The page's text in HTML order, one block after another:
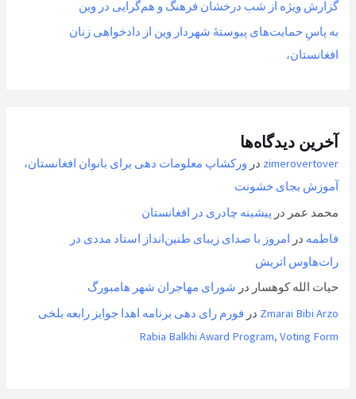
گزارش ویژه از شب درخشان فرهنگ و هم‌گرایی در وین
به پاسِ حمایت‌های پیوستهٔ شهردار وین از دادخواهی زنان
افغانستان،
آخرین دیدگاه‌ها
zimerovertover در ورکشاپ معلومات دهی برای بانوان افغانستان،
آموزش بجای خشونت
محمد عمر در پیشینه چادری در افغانستان
فاطمه در امروز با صدای زیبای طنین‌انداز استاد مددی در
رات‌هاوس اتریش
حیات الله کوهسار در شورای مهاجران شهر هامبورگ
Zmarai Bibi Arzo در فورم رای دهی برنامه اهدا جوایز رابعه بلخی
Rabia Balkhi Award Program, Voting Form